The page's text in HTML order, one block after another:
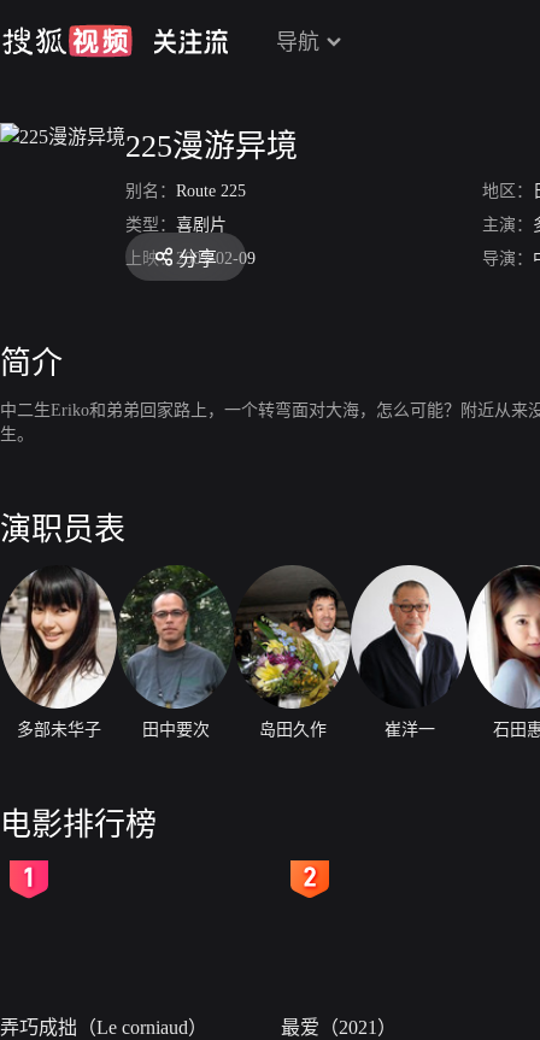
导航
225漫游异境
别名： Route 225 地区：
类型： 喜剧片 主演：
上映： 2007-02-09 导演：
分享
简介
中二生Eriko和弟弟回家路上，一个转弯面对大海，怎么可能？附近从
生。
演职员表
多部未华子 田中要次 岛田久作 崔洋一 石田
电影排行榜
弄巧成拙（Le corniaud） 最爱（2021）